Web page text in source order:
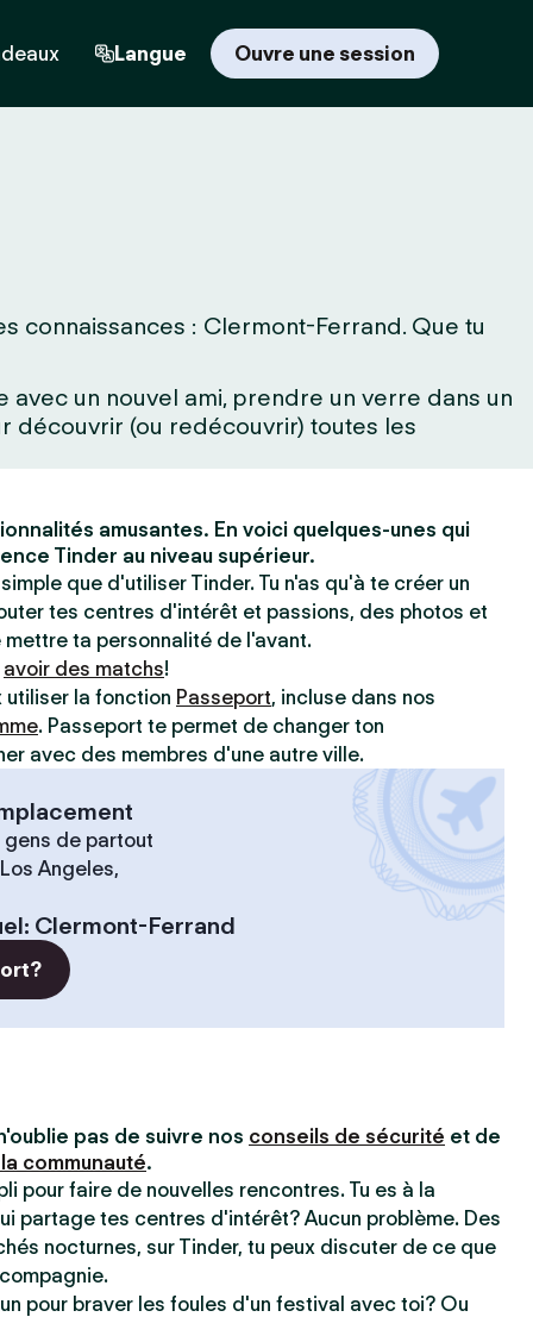
Langue Ouvre une session
connaissances : Clermont-Ferrand. Que tu
un nouvel ami, prendre un verre dans un
découvrir (ou redécouvrir) toutes les
amusantes. En voici quelques-unes qui
Tinder au niveau supérieur.
que d'utiliser Tinder. Tu n'as qu'à te créer un
tes centres d'intérêt et passions, des photos et
ta personnalité de l'avant.
avoir des matchs!
utiliser la fonction Passeport, incluse dans nos
. Passeport te permet de changer ton
avec des membres d'une autre ville.
de partout
Angeles,
: Clermont-Ferrand
pas de suivre nos conseils de sécurité et de
communauté.
pour faire de nouvelles rencontres. Tu es à la
partage tes centres d'intérêt? Aucun problème. Des
nocturnes, sur Tinder, tu peux discuter de ce que
pour braver les foules d'un festival avec toi? Ou